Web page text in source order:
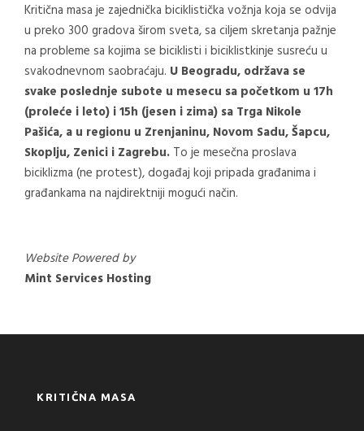
Kritična masa je zajednička biciklistička vožnja koja se odvija
u preko 300 gradova širom sveta, sa ciljem skretanja pažnje
na probleme sa kojima se biciklisti i biciklistkinje susreću u
svakodnevnom saobraćaju. U Beogradu, održava se
svake poslednje subote u mesecu sa početkom u 17h
(proleće i leto) i 15h (jesen i zima) sa Trga Nikole
Pašića, a u regionu u Zrenjaninu, Novom Sadu, Šapcu,
Skoplju, Zenici i Zagrebu. To je mesečna proslava
biciklizma (ne protest), događaj koji pripada građanima i
građankama na najdirektniji mogući način.
Website Powered by
Mint Services Hosting
KRITIČNA MASA